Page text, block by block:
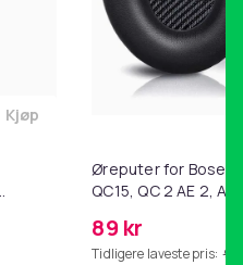
Legg Magetrener, 6-rørs
Kjøp
Øreputer for Bose
QC15, QC 2 AE 2, AE
89 kr
Tidligere laveste pris: 99